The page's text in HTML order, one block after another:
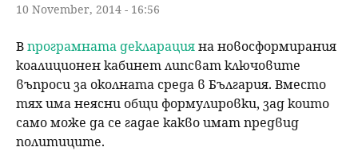
10 November, 2014 - 16:56
Впрограмната декларацияна новосформирания
коалиционен кабинет липсват ключовите
въпроси за околната среда в България. Вместо
тях има неясни общи формулировки, зад които
само може да се гадае какво имат предвид
политиците.